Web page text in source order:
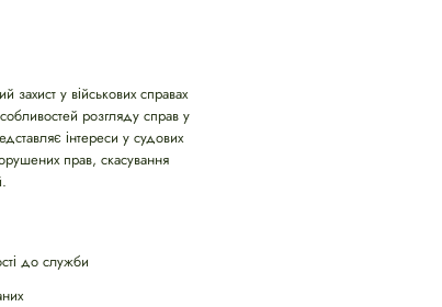
захист у військових справах
розгляду справ у
інтереси у судових
прав, скасування
до служби